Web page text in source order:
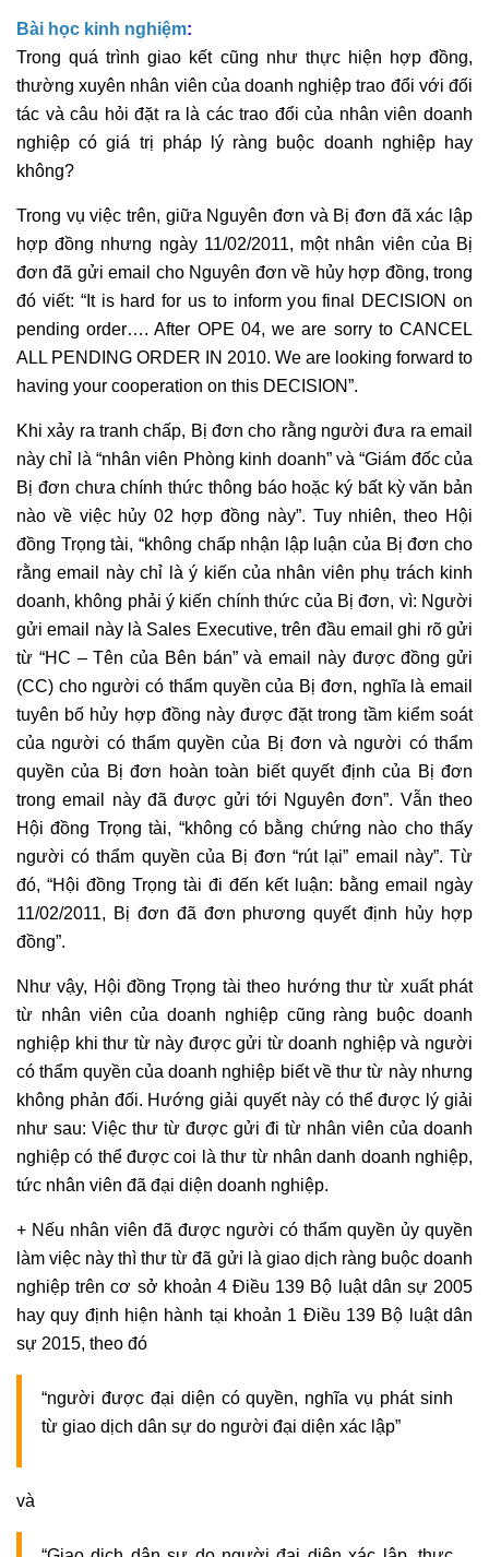
Bài học kinh nghiệm:
Trong quá trình giao kết cũng như thực hiện hợp đồng,
thường xuyên nhân viên của doanh nghiệp trao đổi với đối
tác và câu hỏi đặt ra là các trao đổi của nhân viên doanh
nghiệp có giá trị pháp lý ràng buộc doanh nghiệp hay
không?
Trong vụ việc trên, giữa Nguyên đơn và Bị đơn đã xác lập
hợp đồng nhưng ngày 11/02/2011, một nhân viên của Bị
đơn đã gửi email cho Nguyên đơn về hủy hợp đồng, trong
đó viết: “It is hard for us to inform you final DECISION on
pending order…. After OPE 04, we are sorry to CANCEL
ALL PENDING ORDER IN 2010. We are looking forward to
having your cooperation on this DECISION”.
Khi xảy ra tranh chấp, Bị đơn cho rằng người đưa ra email
này chỉ là “nhân viên Phòng kinh doanh” và “Giám đốc của
Bị đơn chưa chính thức thông báo hoặc ký bất kỳ văn bản
nào về việc hủy 02 hợp đồng này”. Tuy nhiên, theo Hội
đồng Trọng tài, “không chấp nhận lập luận của Bị đơn cho
rằng email này chỉ là ý kiến của nhân viên phụ trách kinh
doanh, không phải ý kiến chính thức của Bị đơn, vì: Người
gửi email này là Sales Executive, trên đầu email ghi rõ gửi
từ “HC – Tên của Bên bán” và email này được đồng gửi
(CC) cho người có thẩm quyền của Bị đơn, nghĩa là email
tuyên bố hủy hợp đồng này được đặt trong tầm kiểm soát
của người có thẩm quyền của Bị đơn và người có thẩm
quyền của Bị đơn hoàn toàn biết quyết định của Bị đơn
trong email này đã được gửi tới Nguyên đơn”. Vẫn theo
Hội đồng Trọng tài, “không có bằng chứng nào cho thấy
người có thẩm quyền của Bị đơn “rút lại” email này”. Từ
đó, “Hội đồng Trọng tài đi đến kết luận: bằng email ngày
11/02/2011, Bị đơn đã đơn phương quyết định hủy hợp
đồng”.
Như vậy, Hội đồng Trọng tài theo hướng thư từ xuất phát
từ nhân viên củadoanh nghiệpcũng ràng buộcdoanh
nghiệp khi thư từ này được gửi từdoanh nghiệpvà người
có thẩm quyền củadoanh nghiệp biết về thư từ này nhưng
không phản đối. Hướng giải quyết này có thể được lý giải
như sau: Việc thư từ được gửi đi từ nhân viên của doanh
nghiệpcó thể được coi là thư từ nhân danh doanh nghiệp,
tức nhân viên đã đại diện doanh nghiệp.
+ Nếu nhân viên đã được người có thẩm quyền ủy quyền
làm việc này thì thư từ đã gửi là giao dịch ràng buộc doanh
nghiệp trên cơ sở khoản 4 Điều 139 Bộ luật dân sự 2005
hay quy định hiện hành tại khoản 1 Điều 139 Bộ luật dân
sự 2015, theo đó
“người được đại diện có quyền, nghĩa vụ phát sinh
từ giao dịch dân sự do người đại diện xác lập”
và